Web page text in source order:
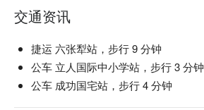
交通资讯
捷运 六张犁站，步行 9 分钟
公车 立人国际中小学站，步行 3 分钟
公车 成功国宅站，步行 4 分钟